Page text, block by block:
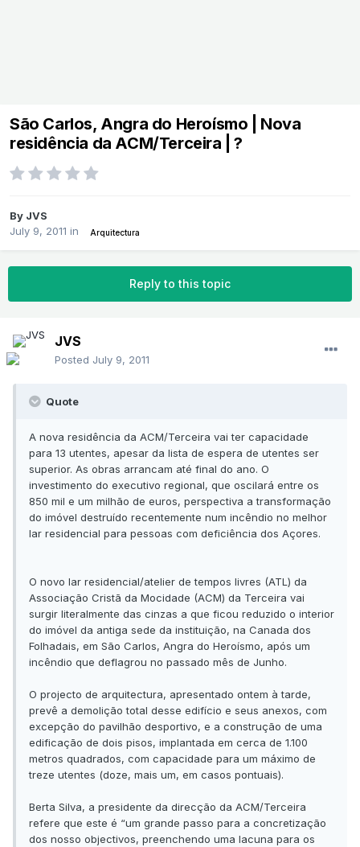
São Carlos, Angra do Heroísmo | Nova
residência da ACM/Terceira | ?
By JVS
July 9, 2011 in Arquitectura
Reply to this topic
JVS
Posted July 9, 2011
Quote
A nova residência da ACM/Terceira vai ter capacidade
para 13 utentes, apesar da lista de espera de utentes ser
superior. As obras arrancam até final do ano. O
investimento do executivo regional, que oscilará entre os
850 mil e um milhão de euros, perspectiva a transformação
do imóvel destruído recentemente num incêndio no melhor
lar residencial para pessoas com deficiência dos Açores.
O novo lar residencial/atelier de tempos livres (ATL) da
Associação Cristã da Mocidade (ACM) da Terceira vai
surgir literalmente das cinzas a que ficou reduzido o interior
do imóvel da antiga sede da instituição, na Canada dos
Folhadais, em São Carlos, Angra do Heroísmo, após um
incêndio que deflagrou no passado mês de Junho.
O projecto de arquitectura, apresentado ontem à tarde,
prevê a demolição total desse edifício e seus anexos, com
excepção do pavilhão desportivo, e a construção de uma
edificação de dois pisos, implantada em cerca de 1.100
metros quadrados, com capacidade para um máximo de
treze utentes (doze, mais um, em casos pontuais).
Berta Silva, a presidente da direcção da ACM/Terceira
refere que este é “um grande passo para a concretização
dos nosso objectivos, preenchendo uma lacuna para os